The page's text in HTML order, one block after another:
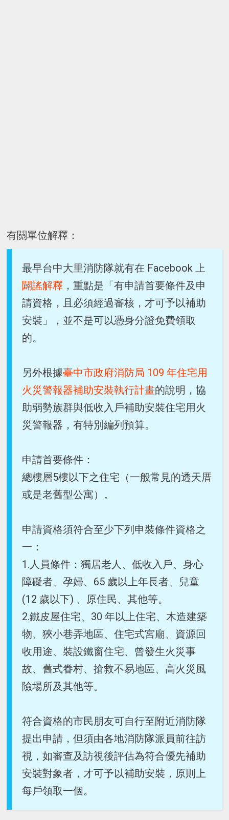
有關單位解釋：
最早台中大里消防隊就有在 Facebook 上
闢謠解釋 ，重點是「有申請首要條件及申
請資格，且必須經過審核，才可予以補助
安裝」，並不是可以憑身分證免費領取
的。
另外根據臺中市政府消防局 109 年住宅用
火災警報器補助安裝執行計畫的說明，協
助弱勢族群與低收入戶補助安裝住宅用火
災警報器，有特別編列預算。
申請首要條件：
總樓層5樓以下之住宅（一般常見的透天厝
或是老舊型公寓）。
申請資格須符合至少下列申裝條件資格之
一：
1.人員條件：獨居老人、低收入戶、身心
障礙者、孕婦、65 歲以上年長者、兒童
(12 歲以下) 、原住民、其他等。
2.鐵皮屋住宅、30 年以上住宅、木造建築
物、狹小巷弄地區、住宅式宮廟、資源回
收用途、裝設鐵窗住宅、曾發生火災事
故、舊式眷村、搶救不易地區、高火災風
險場所及其他等。
符合資格的市民朋友可自行至附近消防隊
提出申請，但須由各地消防隊派員前往訪
視，如審查及訪視後評估為符合優先補助
安裝對象者，才可予以補助安裝，原則上
每戶領取一個。